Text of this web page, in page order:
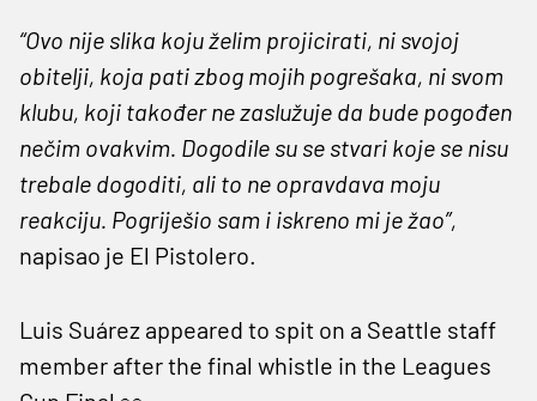
“Ovo nije slika koju želim projicirati, ni svojoj
obitelji, koja pati zbog mojih pogrešaka, ni svom
klubu, koji također ne zaslužuje da bude pogođen
nečim ovakvim. Dogodile su se stvari koje se nisu
trebale dogoditi, ali to ne opravdava moju
reakciju. Pogriješio sam i iskreno mi je žao”,
napisao je El Pistolero.
Luis Suárez appeared to spit on a Seattle staff
member after the final whistle in the Leagues